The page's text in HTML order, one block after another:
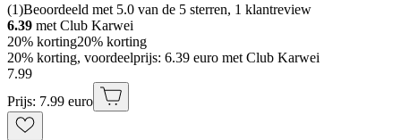
(1)Beoordeeld met 5.0 van de 5 sterren, 1 klantreview
6.39 met Club Karwei
20% korting20% korting
20% korting, voordeelprijs: 6.39 euro met Club Karwei
7.99
Prijs: 7.99 euro